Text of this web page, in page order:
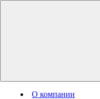
О компании